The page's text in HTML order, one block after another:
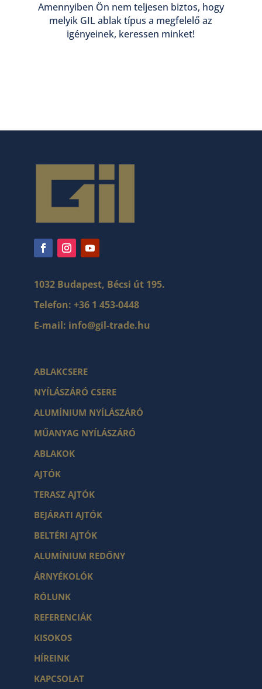
Amennyiben Ön nem teljesen biztos, hogy
melyik GIL ablak típus a megfelelő az
igényeinek, keressen minket!
1032 Budapest, Bécsi út 195.
Telefon:+36 1 453-0448
E-mail: info@gil-trade.hu
ABLAKCSERE
NYÍLÁSZÁRÓ CSERE
ALUMÍNIUM NYÍLÁSZÁRÓ
MŰANYAG NYÍLÁSZÁRÓ
ABLAKOK
AJTÓK
TERASZ AJTÓK
BEJÁRATI AJTÓK
BELTÉRI AJTÓK
ALUMÍNIUM REDŐNY
ÁRNYÉKOLÓK
RÓLUNK
REFERENCIÁK
KISOKOS
HÍREINK
KAPCSOLAT